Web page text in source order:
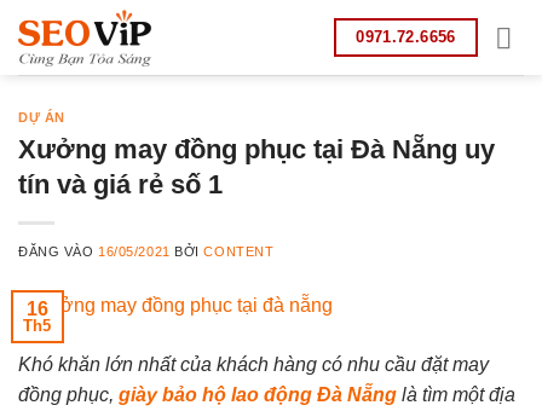
qua
nội
0971.72.6656
DỰ ÁN
Xưởng may đồng phục tại Đà Nẵng uy
tín và giá rẻ số 1
ĐĂNG VÀO 16/05/2021 BỞICONTENT
16
Th5
Khó khăn lớn nhất của khách hàng có nhu cầu đặt may
đồng phục, giày bảo hộ lao động Đà Nẵng là tìm một địa